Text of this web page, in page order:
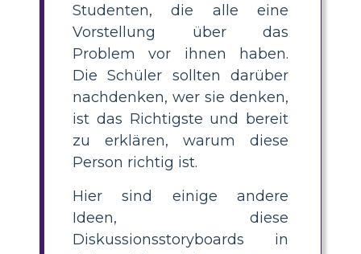
Studenten, die alle eine
Vorstellung über das
Problem vor ihnen haben.
Die Schüler sollten darüber
nachdenken, wer sie denken,
ist das Richtigste und bereit
zu erklären, warum diese
Person richtig ist.
Hier sind einige andere
Ideen, diese
Diskussionsstoryboards in